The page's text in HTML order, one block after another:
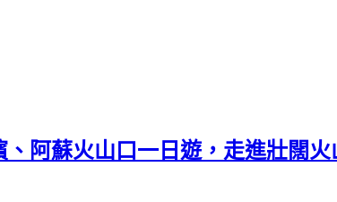
阿蘇火山口一日遊，走進壯闊火